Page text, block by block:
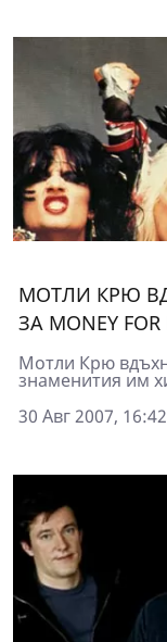
МОТЛИ КРЮ
ЗА MONEY
Мотли Крю
знаменития им
30 Авг 2007, 16:42